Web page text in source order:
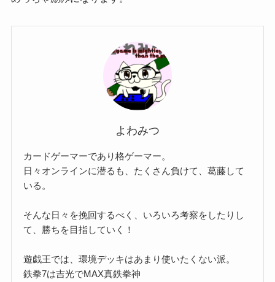
よわみつ
カードゲーマーであり格ゲーマー。
日々オンラインに潜るも、たくさん負けて、葛藤して
いる。
そんな日々を挽回するべく、いろいろ考察をしたりし
て、勝ちを目指していく！
遊戯王では、環境デッキはあまり使いたくない派。
鉄拳7は吉光でMAX真鉄拳神